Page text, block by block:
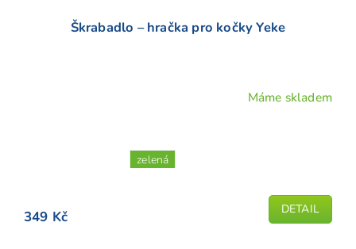
Škrabadlo – hračka pro kočky Yeke
5
Máme skladem
349 Kč DETAIL
zelená